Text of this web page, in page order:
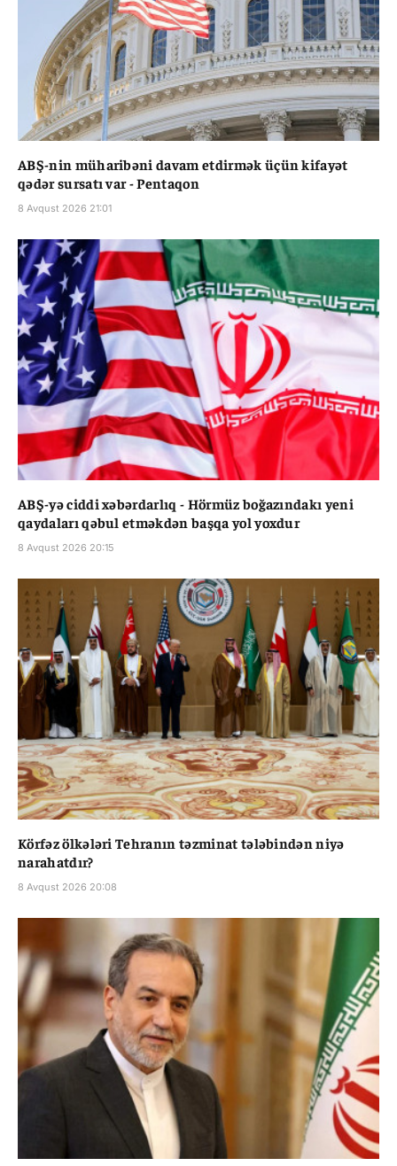
ABŞ-nin müharibəni davam etdirmək üçün kifayət
qədər sursatı var - Pentaqon
8 Avqust 2026 21:01
ABŞ-yə ciddi xəbərdarlıq - Hörmüz boğazındakı yeni
qaydaları qəbul etməkdən başqa yol yoxdur
8 Avqust 2026 20:15
Körfəz ölkələri Tehranın təzminat tələbindən niyə
narahatdır?
8 Avqust 2026 20:08